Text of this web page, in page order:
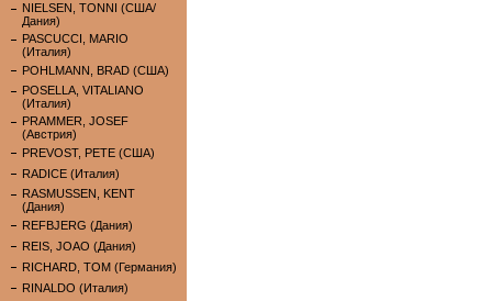
NIELSEN, TONNI (США/
Дания)
PASCUCCI, MARIO
(Италия)
POHLMANN, BRAD (США)
POSELLA, VITALIANO
(Италия)
PRAMMER, JOSEF
(Австрия)
PREVOST, PETE (США)
RADICE (Италия)
RASMUSSEN, KENT
(Дания)
REFBJERG (Дания)
REIS, JOAO (Дания)
RICHARD, TOM (Германия)
RINALDO (Италия)